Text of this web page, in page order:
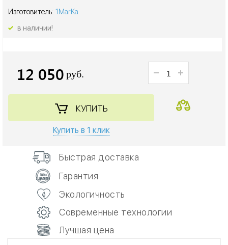
Изготовитель: 1MarKa
в наличии!
12 050 руб.
КУПИТЬ
Купить в 1 клик
Быстрая доставка
Гарантия
Экологичность
Современные технологии
Лучшая цена